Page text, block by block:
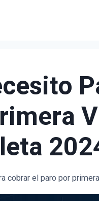
cobrar el paro por